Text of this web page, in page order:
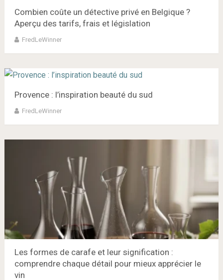
Combien coûte un détective privé en Belgique ?
Aperçu des tarifs, frais et législation
FredLeWinner
Provence : l’inspiration beauté du sud
FredLeWinner
Les formes de carafe et leur signification :
comprendre chaque détail pour mieux apprécier le
vin